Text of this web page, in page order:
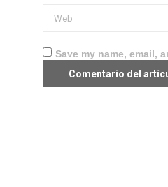
Save my name, email,